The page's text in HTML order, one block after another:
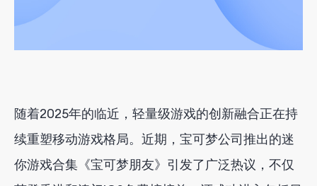
随着2025年的临近，轻量级游戏的创新融合正在持
续重塑移动游戏格局。近期，宝可梦公司推出的迷
你游戏合集《宝可梦朋友》引发了广泛热议，不仅